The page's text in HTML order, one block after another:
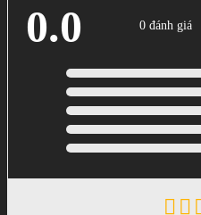
0.0 0 đánh giá